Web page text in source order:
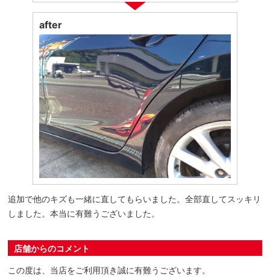
after
追加で他のキズも一緒に直してもらいました。全部直してスッキリ
しました。本当に有難うございました。
店舗からのコメント
この度は、当店をご利用頂き誠に有難うございます。